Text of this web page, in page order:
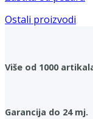
Ostali proizvodi
Više od 1000
Garancija do 24 mj.